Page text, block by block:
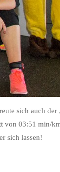
sich auch der
von 03:51 min/
sich lassen!